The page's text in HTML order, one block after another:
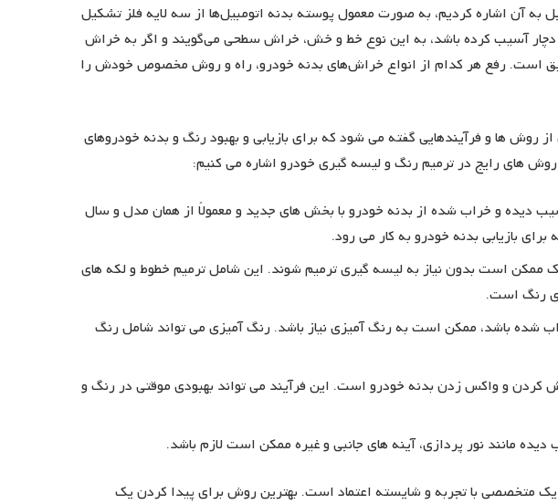
به آن اشاره کردیم، به صورت معمول پوسته بدنه اتومبیل‌ها از سه لایه فلز تشکیل
آسیب کرده باشد، به این نوع خط و خش، خراش سطحی می‌گویند و اگر به خراش
است. رفع هر کدام از انواع خراش‌های بدنه خودرو، راه و روش مخصوص خودش را
روش ها و فرآیندهایی گفته می شود که برای بازیابی و بهبود رنگ و بدنه خودروهای
های رایج در ترمیم رنگ و لیسه گیری خودرو اشاره می کنیم:
دیده و خراب شده از بدنه خودرو با بخش های جدید و معمولاً از همان مدل و سال
بازیابی بدنه خودرو به کار می رود.
ممکن است بدون نیاز به لیسه گیری ترمیم شوند. این شامل ترمیم خطوط و لکه های
رنگ است.
شده باشد، ممکن است به رنگ آمیزی نیاز باشد. رنگ آمیزی می تواند شامل رنگ
کردن و واکس زدن بدنه خودرو است. این فرآیند می تواند بهبودی موقتی در رنگ و
مانند نور پردازی، آینه های جانبی و غیره ممکن است لازم باشد.
یک متخصصی با تجربه و شایسته اعتماد است. بهترین روش برای پیدا کردن یک